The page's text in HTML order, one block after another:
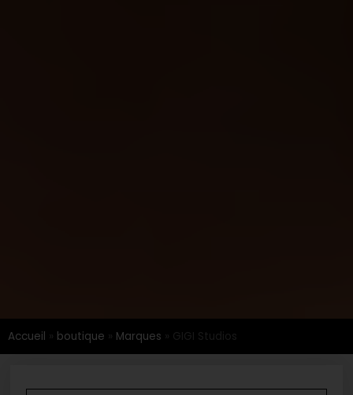
Accueil » boutique » Marques » GIGI Studios